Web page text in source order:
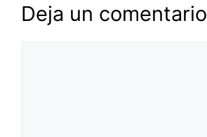
Deja un comentario